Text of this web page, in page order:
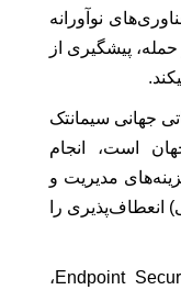
نوآورانه
پیشگیری از
جهانی سیمانتک
است، انجام
مدیریت و
انعطاف‌پذیری را
با راه‌حلهای آنتی ویروس شبکه Endpoint Security،